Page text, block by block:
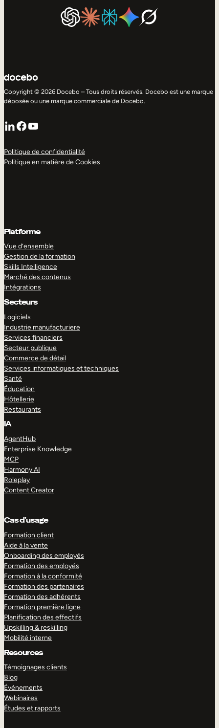
Copyright © 2026 Docebo – Tous droits réservés. Docebo est une marque
déposée ou une marque commerciale de Docebo.
LinkedIn
Facebook
YouTube
Politique de confidentialité
Politique en matière de Cookies
Platforme
Vue d’ensemble
Gestion de la formation
Skills Intelligence
Marché des contenus
Intégrations
Secteurs
Logiciels
Industrie manufacturiere
Services financiers
Secteur publique
Commerce de détail
Services informatiques et techniques
Santé
Éducation
Hôtellerie
Restaurants
IA
AgentHub
Enterprise Knowledge
MCP
Harmony AI
Roleplay
Content Creator
Cas d’usage
Formation client
Aide à la vente
Onboarding des employés
Formation des employés
Formation à la conformité
Formation des partenaires
Formation des adhérents
Formation première ligne
Planification des effectifs
Upskilling & reskilling
Mobilité interne
Resources
Témoignages clients
Blog
Événements
Webinaires
Études et rapports